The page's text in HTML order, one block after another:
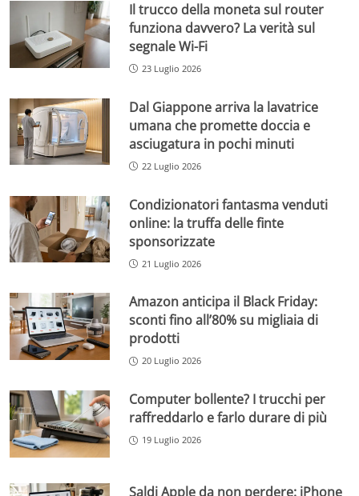
Il trucco della moneta sul router
funziona davvero? La verità sul
segnale Wi-Fi
23 Luglio 2026
Dal Giappone arriva la lavatrice
umana che promette doccia e
asciugatura in pochi minuti
22 Luglio 2026
Condizionatori fantasma venduti
online: la truffa delle finte
sponsorizzate
21 Luglio 2026
Amazon anticipa il Black Friday:
sconti fino all’80% su migliaia di
prodotti
20 Luglio 2026
Computer bollente? I trucchi per
raffreddarlo e farlo durare di più
19 Luglio 2026
Saldi Apple da non perdere: iPhone